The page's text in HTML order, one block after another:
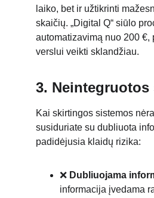
laiko, bet ir užtikrinti
skaičių. „Digital Q“ siūlo
automatizavimą nuo 200 €,
verslui veikti sklandžiau.
3. Neintegruotos
Kai skirtingos sistemos
susiduriate su dubliuota
padidėjusia klaidų rizika:
❌ Dubliuojama
informacija įvedama